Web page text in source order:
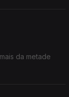
da metade